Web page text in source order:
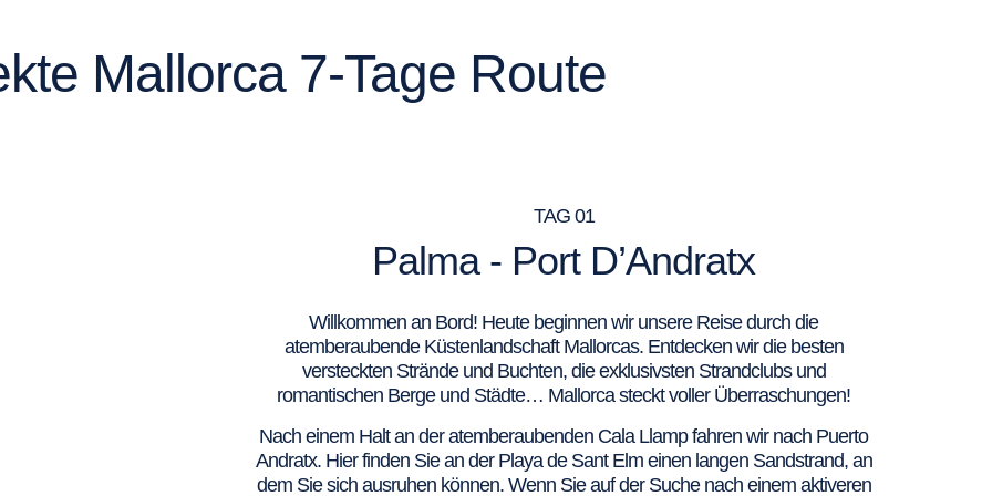
Mallorca 7-Tage Route
TAG 01
Palma - Port D’Andratx
Willkommen an Bord! Heute beginnen wir unsere Reise durch die
atemberaubende Küstenlandschaft Mallorcas. Entdecken wir die besten
versteckten Strände und Buchten, die exklusivsten Strandclubs und
romantischen Berge und Städte… Mallorca steckt voller Überraschungen!
Nach einem Halt an der atemberaubenden Cala Llamp fahren wir nach Puerto
Andratx. Hier finden Sie an der Playa de Sant Elm einen langen Sandstrand, an
dem Sie sich ausruhen können. Wenn Sie auf der Suche nach einem aktiveren